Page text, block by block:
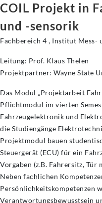
COIL Projekt in
und -sensorik
Fachbereich 4 , Institut Mess-
Leitung: Prof. Klaus Thelen
Projektpartner: Wayne State
Das Modul „Projektarbeit
Pflichtmodul im vierten
Fahrzeugelektronik und
die Studiengänge
Projektmodul bauen
Steuergerät (ECU) für ein
Vorgaben (z.B. Fahrersitz, Tür
Neben fachlichen
Persönlichkeitskompetenzen
Verantwortungsbewusstsein